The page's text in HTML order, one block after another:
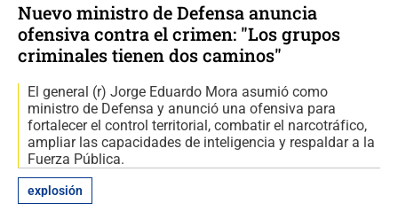
Nuevo ministro de Defensa anuncia
ofensiva contra el crimen: "Los grupos
criminales tienen dos caminos"
El general (r) Jorge Eduardo Mora asumió como
ministro de Defensa y anunció una ofensiva para
fortalecer el control territorial, combatir el narcotráfico,
ampliar las capacidades de inteligencia y respaldar a la
Fuerza Pública.
explosión